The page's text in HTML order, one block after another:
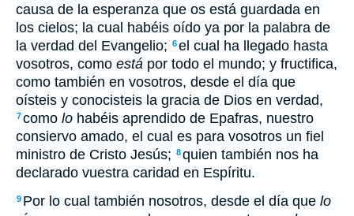
causa de la esperanza que os está guardada en
los cielos; la cual habéis oído ya por la palabra de
la verdad del Evangelio; 6el cual ha llegado hasta
vosotros, como está por todo el mundo; y fructifica,
como también en vosotros, desde el día que
oísteis y conocisteis la gracia de Dios en verdad,
7como lo habéis aprendido de Epafras, nuestro
consiervo amado, el cual es para vosotros un fiel
ministro de Cristo Jesús; 8quien también nos ha
declarado vuestra caridad en Espíritu.
9 Por lo cual también nosotros, desde el día que lo